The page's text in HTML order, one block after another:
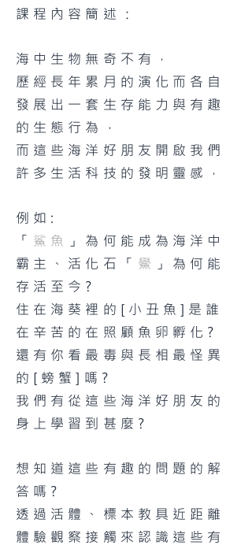
課程內容簡述：
海中生物無奇不有，
歷經長年累月的演化而各自
發展出一套生存能力與有趣
的生態行為，
而這些海洋好朋友開啟我們
許多生活科技的發明靈感，
例如:
「 鯊魚
」為何能成為海洋中
霸主、活化石「 鱟 」為何能
存活至今?
住在海葵裡的[小丑魚]是誰
在辛苦的在照顧魚卵孵化?
還有你看最毒與長相最怪異
的[螃蟹]嗎?
我們有從這些海洋好朋友的
身上學習到甚麼?
想知道這些有趣的問題的解
答嗎?
透過活體、標本教具近距離
體驗觀察接觸來認識這些有